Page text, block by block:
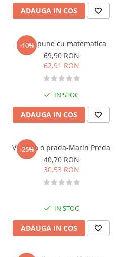
ADAUGA IN COS
-10%
Nu te pune cu matematica
69,90 RON
62,91 RON
IN STOC
ADAUGA IN COS
-25%
Viata ca o prada-Marin Preda
40,70 RON
30,53 RON
IN STOC
ADAUGA IN COS